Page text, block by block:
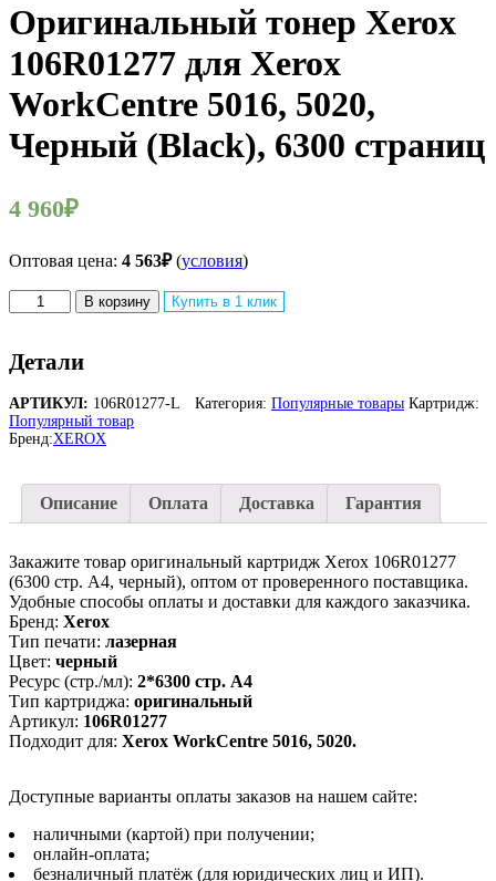
Оригинальный тонер Xerox
106R01277 для Xerox
WorkCentre 5016, 5020,
Черный (Black), 6300 страниц
4 960₽
Оптовая цена: 4 563₽(условия)
Количество
товара
тонер
Xerox
106R01277
для
Xerox
5020,
Черный
6300
страниц
В корзину Купить в 1 клик
Детали
АРТИКУЛ: 106R01277-L Категория: Популярные товары Картридж:
Популярный товар
Бренд:XEROX
Описание Оплата Доставка Гарантия
Закажите товар оригинальный картридж Xerox 106R01277
(6300 стр. А4, черный), оптом от проверенного поставщика.
Удобные способы оплаты и доставки для каждого заказчика.
Бренд: Xerox
Тип печати: лазерная
Цвет: черный
Ресурс (стр./мл): 2*6300 стр. А4
Тип картриджа: оригинальный
Артикул: 106R01277
Подходит для: Xerox WorkCentre 5016, 5020.
Доступные варианты оплаты заказов на нашем сайте:
наличными (картой) при получении;
онлайн-оплата;
безналичный платёж (для юридических лиц и ИП).